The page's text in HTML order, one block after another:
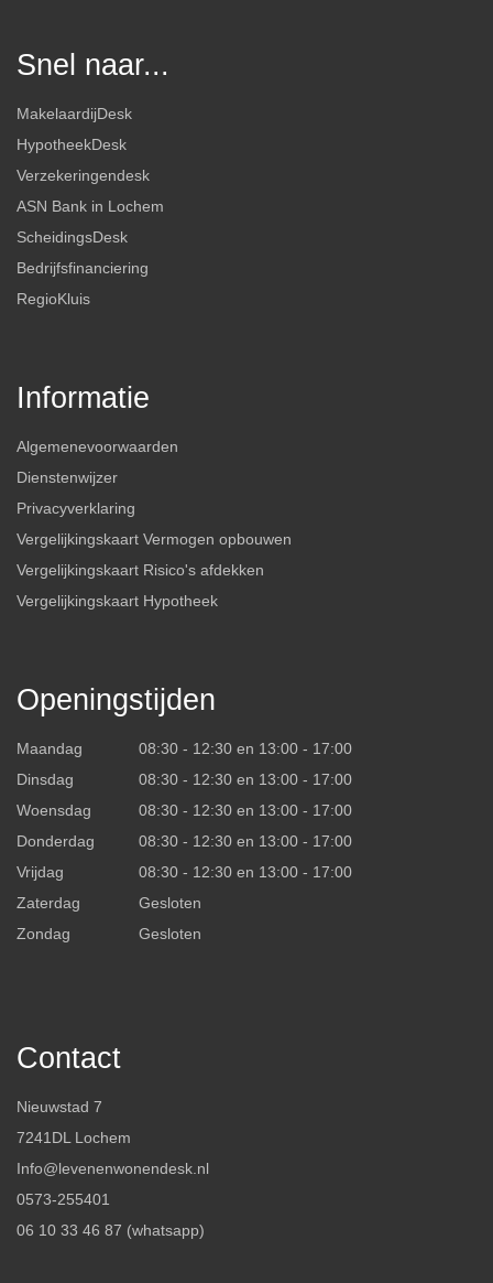
Snel naar...
MakelaardijDesk
HypotheekDesk
Verzekeringendesk
ASN Bank in Lochem
ScheidingsDesk
Bedrijfsfinanciering
RegioKluis
Informatie
Algemenevoorwaarden
Dienstenwijzer
Privacyverklaring
Vergelijkingskaart Vermogen opbouwen
Vergelijkingskaart Risico's afdekken
Vergelijkingskaart Hypotheek
Openingstijden
Maandag
08:30 - 12:30 en 13:00 - 17:00
Dinsdag
08:30 - 12:30 en 13:00 - 17:00
Woensdag
08:30 - 12:30 en 13:00 - 17:00
Donderdag
08:30 - 12:30 en 13:00 - 17:00
Vrijdag
08:30 - 12:30 en 13:00 - 17:00
Zaterdag
Gesloten
Zondag
Gesloten
Contact
Nieuwstad 7
7241DL Lochem
Info@levenenwonendesk.nl
0573-255401
06 10 33 46 87 (whatsapp)